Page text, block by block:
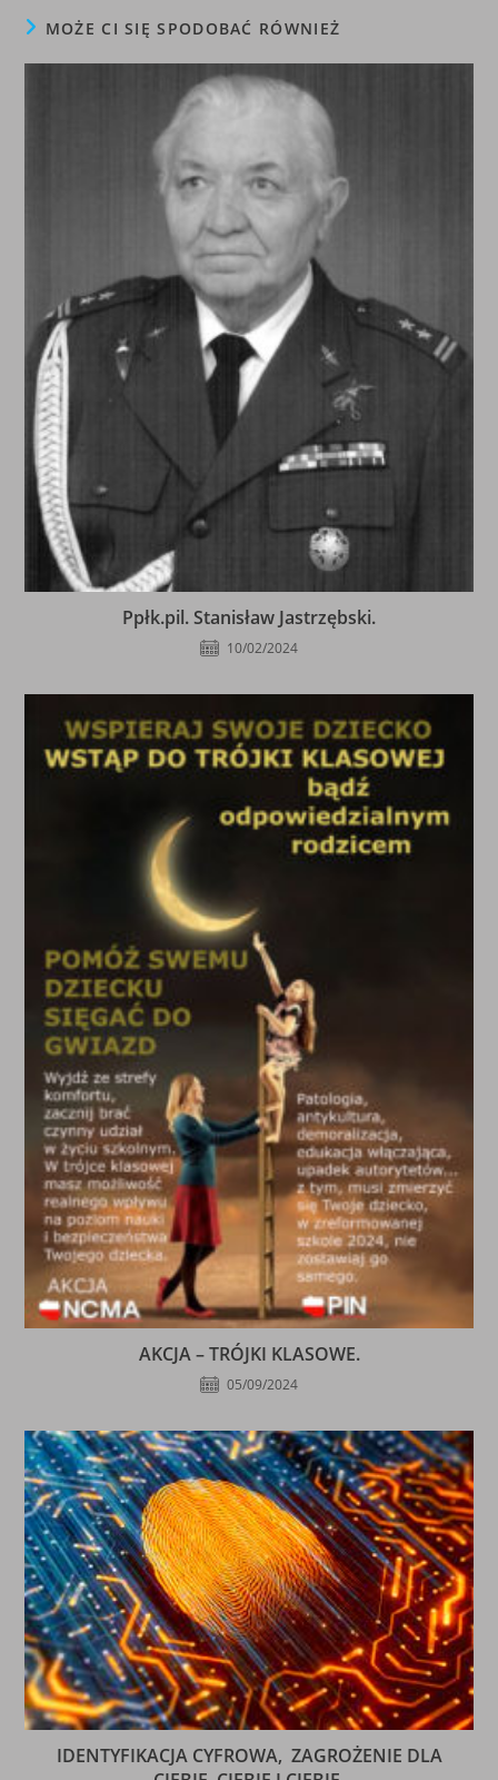
MOŻE CI SIĘ SPODOBAĆ RÓWNIEŻ
Ppłk.pil. Stanisław Jastrzębski.
10/02/2024
AKCJA – TRÓJKI KLASOWE.
05/09/2024
IDENTYFIKACJA CYFROWA, ZAGROŻENIE DLA